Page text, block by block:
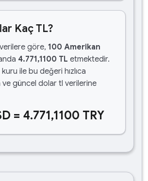
Kaç TL?
göre, 100 Amerikan
4.771,1100 TL etmektedir.
ile bu değeri hızlıca
ve güncel dolar tl verilerine
= 4.771,1100 TRY